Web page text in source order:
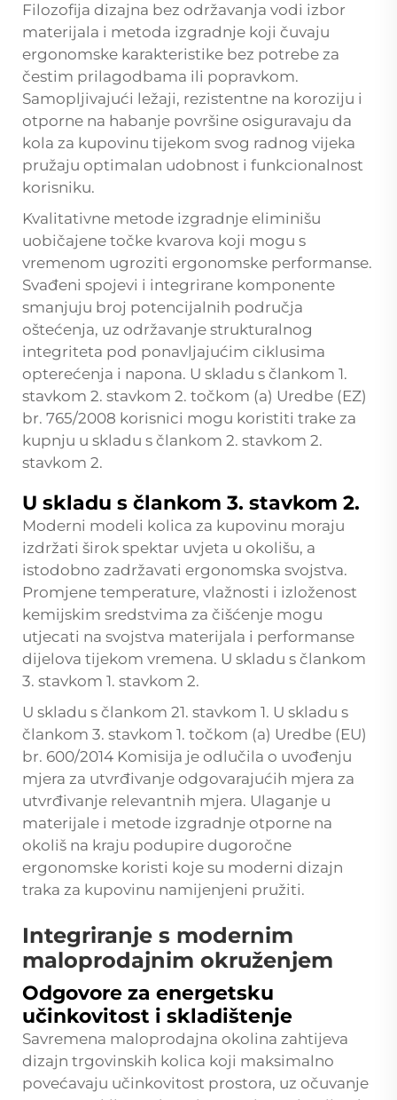
Filozofija dizajna bez održavanja vodi izbor
materijala i metoda izgradnje koji čuvaju
ergonomske karakteristike bez potrebe za
čestim prilagodbama ili popravkom.
Samopljivajući ležaji, rezistentne na koroziju i
otporne na habanje površine osiguravaju da
kola za kupovinu tijekom svog radnog vijeka
pružaju optimalan udobnost i funkcionalnost
korisniku.
Kvalitativne metode izgradnje eliminišu
uobičajene točke kvarova koji mogu s
vremenom ugroziti ergonomske performanse.
Svađeni spojevi i integrirane komponente
smanjuju broj potencijalnih područja
oštećenja, uz održavanje strukturalnog
integriteta pod ponavljajućim ciklusima
opterećenja i napona. U skladu s člankom 1.
stavkom 2. stavkom 2. točkom (a) Uredbe (EZ)
br. 765/2008 korisnici mogu koristiti trake za
kupnju u skladu s člankom 2. stavkom 2.
stavkom 2.
U skladu s člankom 3. stavkom 2.
Moderni modeli kolica za kupovinu moraju
izdržati širok spektar uvjeta u okolišu, a
istodobno zadržavati ergonomska svojstva.
Promjene temperature, vlažnosti i izloženost
kemijskim sredstvima za čišćenje mogu
utjecati na svojstva materijala i performanse
dijelova tijekom vremena. U skladu s člankom
3. stavkom 1. stavkom 2.
U skladu s člankom 21. stavkom 1. U skladu s
člankom 3. stavkom 1. točkom (a) Uredbe (EU)
br. 600/2014 Komisija je odlučila o uvođenju
mjera za utvrđivanje odgovarajućih mjera za
utvrđivanje relevantnih mjera. Ulaganje u
materijale i metode izgradnje otporne na
okoliš na kraju podupire dugoročne
ergonomske koristi koje su moderni dizajn
traka za kupovinu namijenjeni pružiti.
Integriranje s modernim
maloprodajnim okruženjem
Odgovore za energetsku
učinkovitost i skladištenje
Savremena maloprodajna okolina zahtijeva
dizajn trgovinskih kolica koji maksimalno
povećavaju učinkovitost prostora, uz očuvanje